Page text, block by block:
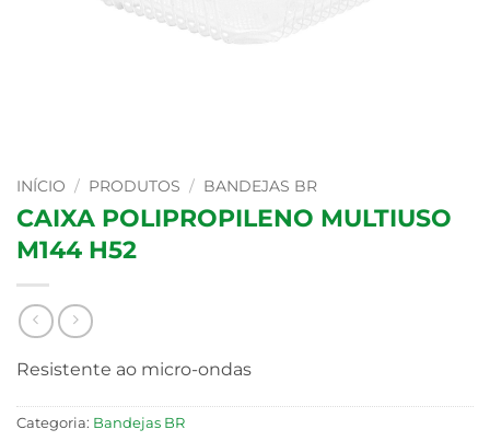
INÍCIO / PRODUTOS / BANDEJAS BR
CAIXA POLIPROPILENO MULTIUSO
M144 H52
Resistente ao micro-ondas
Categoria: Bandejas BR